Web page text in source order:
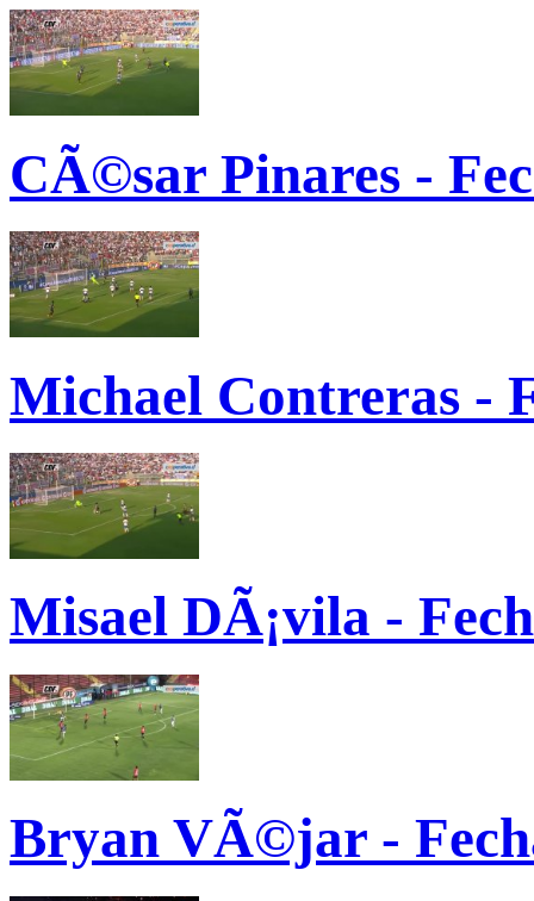
CÃ©sar Pinares -
Michael Contreras -
Misael DÃ¡vila -
Bryan VÃ©jar -